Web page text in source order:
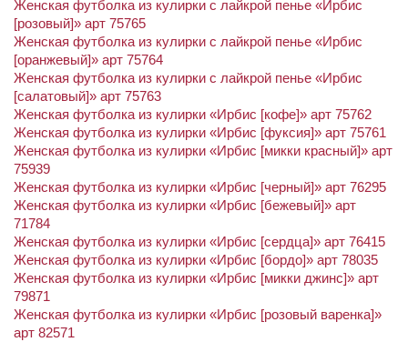
Женская футболка из кулирки с лайкрой пенье «Ирбис
[розовый]» арт 75765
Женская футболка из кулирки с лайкрой пенье «Ирбис
[оранжевый]» арт 75764
Женская футболка из кулирки с лайкрой пенье «Ирбис
[салатовый]» арт 75763
Женская футболка из кулирки «Ирбис [кофе]» арт 75762
Женская футболка из кулирки «Ирбис [фуксия]» арт 75761
Женская футболка из кулирки «Ирбис [микки красный]» арт
75939
Женская футболка из кулирки «Ирбис [черный]» арт 76295
Женская футболка из кулирки «Ирбис [бежевый]» арт
71784
Женская футболка из кулирки «Ирбис [сердца]» арт 76415
Женская футболка из кулирки «Ирбис [бордо]» арт 78035
Женская футболка из кулирки «Ирбис [микки джинс]» арт
79871
Женская футболка из кулирки «Ирбис [розовый варенка]»
арт 82571